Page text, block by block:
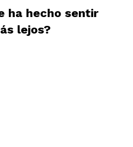
ha hecho sentir
lejos?